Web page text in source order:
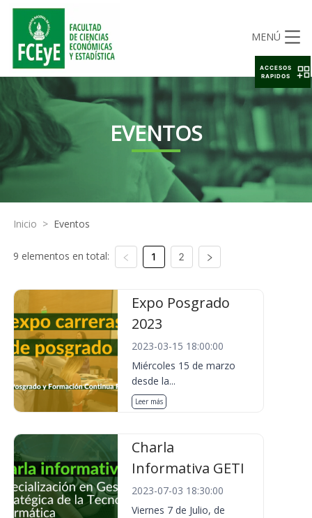
MENÚ
EVENTOS
Inicio > Eventos
9 elementos en total: 1 2
Expo Posgrado
2023
2023-03-15 18:00:00
Miércoles 15 de marzo
desde la...
Leer más
Charla
Informativa GETI
2023-07-03 18:30:00
Viernes 7 de Julio, de
ACCESOS
RAPIDOS